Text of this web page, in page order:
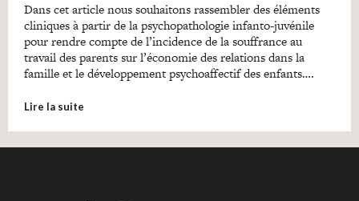
Dans cet article nous souhaitons rassembler des éléments
cliniques à partir de la psychopathologie infanto-juvénile
pour rendre compte de l’incidence de la souffrance au
travail des parents sur l’économie des relations dans la
famille et le développement psychoaffectif des enfants….
Lire la suite